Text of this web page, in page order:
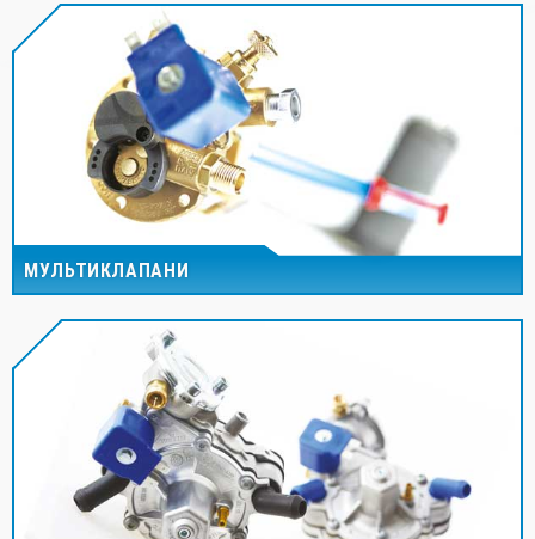
МУЛЬТИКЛАПАНИ